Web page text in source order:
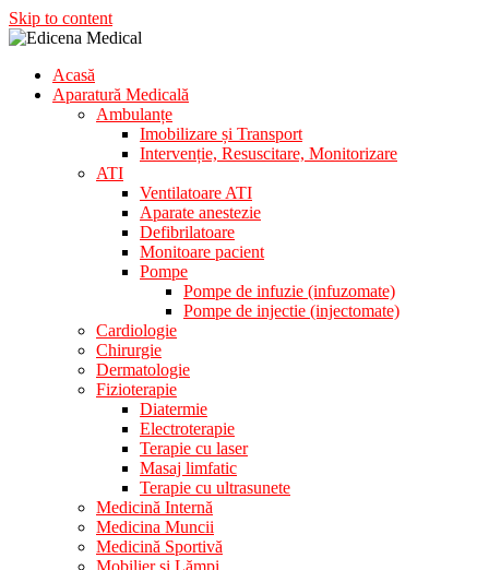
Skip to content
Edicena Medical
Aparatura Medicala
Acasă
Aparatură Medicală
Ambulanțe
Imobilizare și Transport
Intervenție, Resuscitare, Monitorizare
ATI
Ventilatoare ATI
Aparate anestezie
Defibrilatoare
Monitoare pacient
Pompe
Pompe de infuzie (infuzomate)
Pompe de injectie (injectomate)
Cardiologie
Chirurgie
Dermatologie
Fizioterapie
Diatermie
Electroterapie
Terapie cu laser
Masaj limfatic
Terapie cu ultrasunete
Medicină Internă
Medicina Muncii
Medicină Sportivă
Mobilier și Lămpi